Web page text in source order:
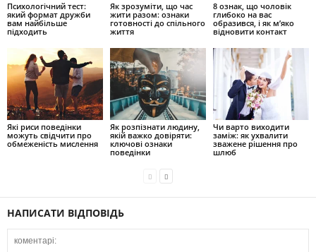
Психологічний тест:
який формат дружби
вам найбільше
підходить
Як зрозуміти, що час
жити разом: ознаки
готовності до спільного
життя
8 ознак, що чоловік
глибоко на вас
образився, і як м’яко
відновити контакт
Які риси поведінки
можуть свідчити про
обмеженість мислення
Як розпізнати людину,
якій важко довіряти:
ключові ознаки
поведінки
Чи варто виходити
заміж: як ухвалити
зважене рішення про
шлюб
НАПИСАТИ ВІДПОВІДЬ